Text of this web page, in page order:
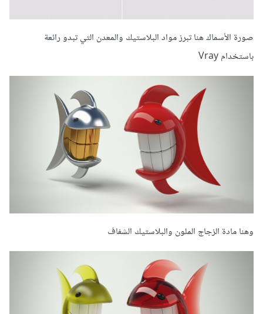
صورة الأسماك هنا تبرز مواد البلاستيك والمعدن التي تبدو رائعة
باستخدام Vray
وهنا مادة الزجاج الملون والبلاستيك الشفاف